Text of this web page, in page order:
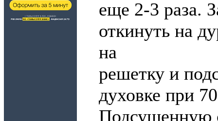
еще 2-3 раза.
откинуть на
на
решетку и
духовке при
Подсушенную